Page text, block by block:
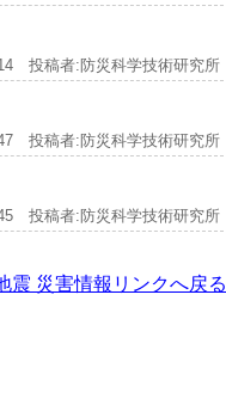
投稿者:防災科学技術研究所
投稿者:防災科学技術研究所
投稿者:防災科学技術研究所
震 災害情報リンクへ戻る